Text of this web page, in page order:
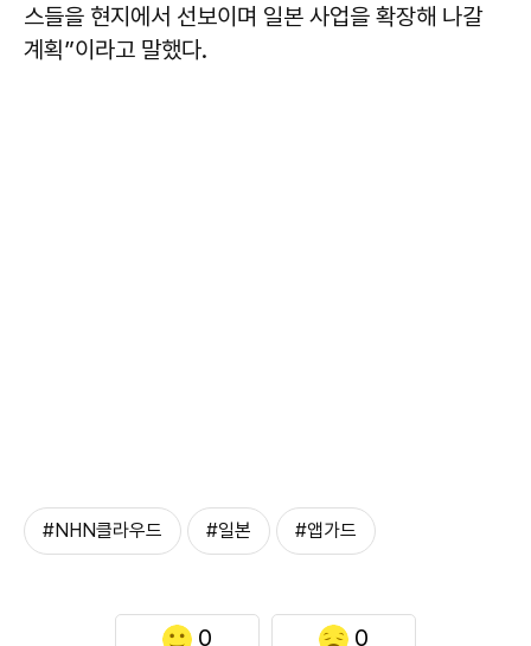
스들을 현지에서 선보이며 일본 사업을 확장해 나갈
계획”이라고 말했다.
#NHN클라우드 #일본 #앱가드
0 0